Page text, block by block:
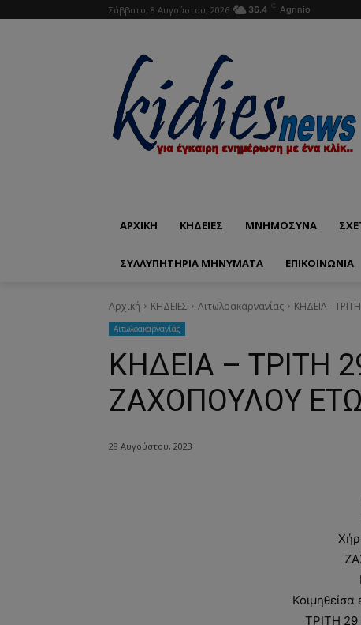
Σάββατο, 8 Αυγούστου, 2026 36.4 C Agrinio
ΑΡΧΙΚΗ ΚΗΔΕΙΕΣ ΜΝΗΜΟΣΥΝΑ
ΣΥΛΛΥΠΗΤΗΡΙΑ ΜΗΝΥΜΑΤΑ ΕΠΙΚΟΙΝΩΝΊΑ
Αρχική ΚΗΔΕΙΕΣ Aιτωλοακαρνανίας ΚΗΔΕΙΑ -
Aιτωλοακαρνανίας
ΚΗΔΕΙΑ – ΤΡΙΤΗ
ΖΑΧΟΠΟΥΛΟΥ
28 Αυγούστου, 2023
ΤΡΙΤΗ